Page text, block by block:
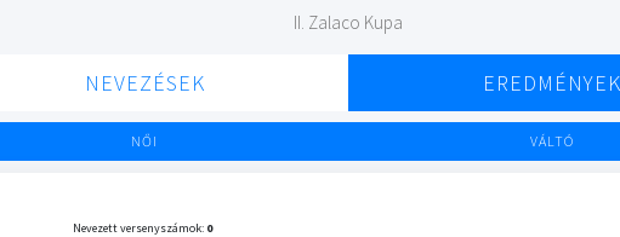
II. Zalaco Kupa
NEVEZÉSEK EREDMÉNYEK
NŐI VÁLTÓ
Nevezett versenyszámok: 0